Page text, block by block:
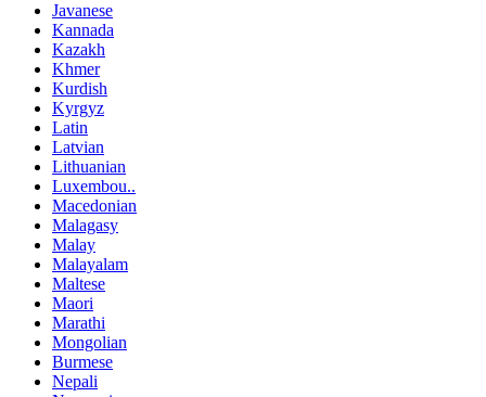
Javanese
Kannada
Kazakh
Khmer
Kurdish
Kyrgyz
Latin
Latvian
Lithuanian
Luxembou..
Macedonian
Malagasy
Malay
Malayalam
Maltese
Maori
Marathi
Mongolian
Burmese
Nepali